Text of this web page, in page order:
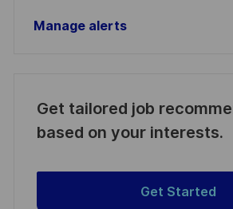
Manage alerts
Get tailored job
based on your interests.
Get Started